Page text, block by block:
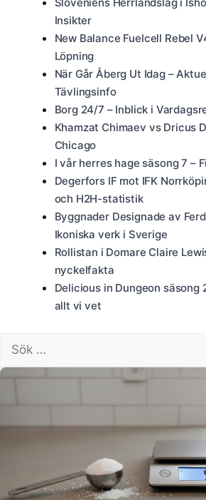
Insikter
New Balance Fuelcell Rebel
Löpning
När Går Åberg Ut Idag –
Tävlingsinfo
Borg 24/7 – Inblick i
Khamzat Chimaev vs Dricus
Chicago
I vår herres hage säsong 7 –
Degerfors IF mot IFK
och H2H-statistik
Byggnader Designade av
Ikoniska verk i Sverige
Rollistan i Domare Claire
nyckelfakta
Delicious in Dungeon säsong
allt vi vet
efter: